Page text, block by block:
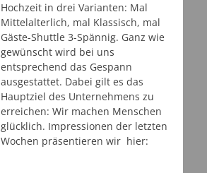
Hochzeit in drei Varianten: Mal
Mittelalterlich, mal Klassisch, mal
Gäste-Shuttle 3-Spännig. Ganz wie
gewünscht wird bei uns
entsprechend das Gespann
ausgestattet. Dabei gilt es das
Hauptziel des Unternehmens zu
erreichen: Wir machen Menschen
glücklich. Impressionen der letzten
Wochen präsentieren wir hier: